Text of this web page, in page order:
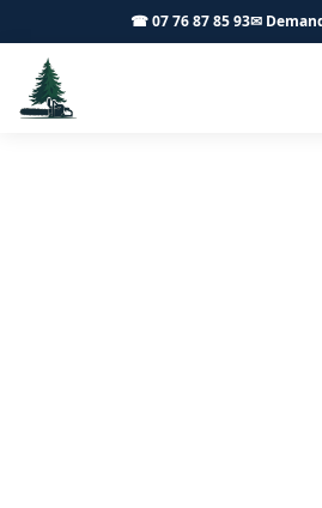
☎ 07 76 87 85 93✉